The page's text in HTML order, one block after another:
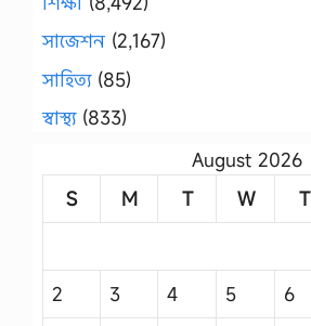
সাজেশন (2,167)
সাহিত্য(85)
স্বাস্থ্য(833)
August 2026
S
M T W T
2
3 4 5 6